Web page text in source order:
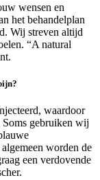
wensen en
het behandelplan
Wij streven altijd
“A natural
waardoor
gebruiken wij
worden de
een verdovende